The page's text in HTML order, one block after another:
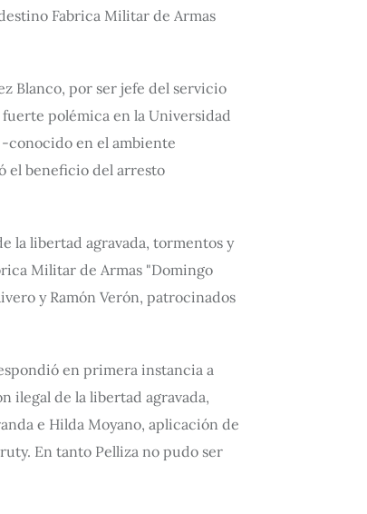
Fabrica Militar de Armas
Blanco, por ser jefe del servicio
polémica en la Universidad
conocido en el ambiente
el beneficio del arresto
la libertad agravada, tormentos y
Militar de Armas "Domingo
y Ramón Verón, patrocinados
en primera instancia a
ilegal de la libertad agravada,
e Hilda Moyano, aplicación de
En tanto Pelliza no pudo ser